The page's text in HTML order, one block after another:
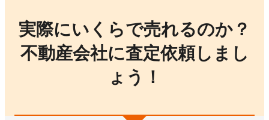
実際にいくらで売れるのか？
不動産会社に査定依頼しまし
ょう！